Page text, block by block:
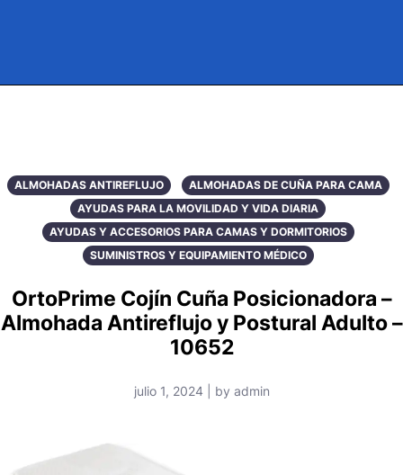
ALMOHADAS ANTIREFLUJO
ALMOHADAS DE CUÑA PARA CAMA
AYUDAS PARA LA MOVILIDAD Y VIDA DIARIA
AYUDAS Y ACCESORIOS PARA CAMAS Y DORMITORIOS
SUMINISTROS Y EQUIPAMIENTO MÉDICO
OrtoPrime Cojín Cuña Posicionadora –
Almohada Antireflujo y Postural Adulto –
10652
julio 1, 2024 | by admin